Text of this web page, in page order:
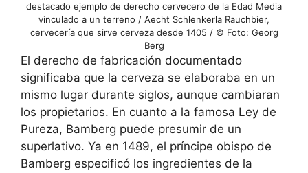
destacado ejemplo de derecho cervecero de la Edad Media
vinculado a un terreno / Aecht Schlenkerla Rauchbier,
cervecería que sirve cerveza desde 1405 / © Foto: Georg
Berg
El derecho de fabricación documentado
significaba que la cerveza se elaboraba en un
mismo lugar durante siglos, aunque cambiaran
los propietarios. En cuanto a la famosa Ley de
Pureza, Bamberg puede presumir de un
superlativo. Ya en 1489, el príncipe obispo de
Bamberg especificó los ingredientes de la